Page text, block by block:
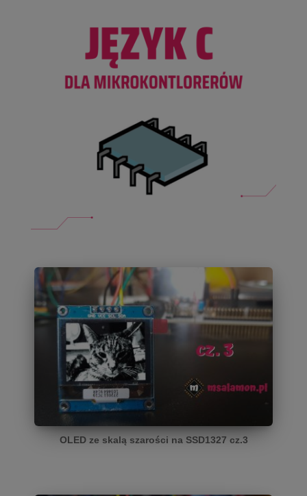
OLED ze skalą szarości na SSD1327 cz.3